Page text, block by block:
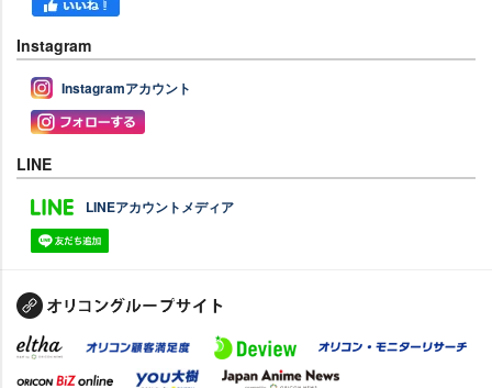
Instagram
Instagramアカウント
LINE
LINEアカウントメディア